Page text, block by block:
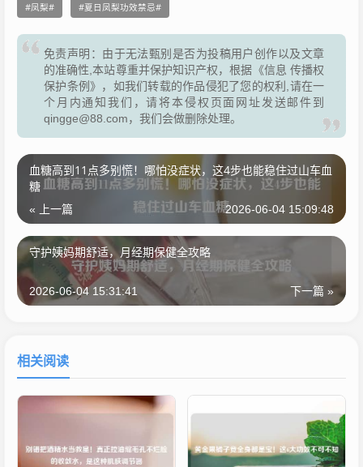
凤梨 夏日凤梨功效禁忌
免责声明：由于无法甄别是否为投稿用户创作以及文章
的准确性,本站尊重并保护知识产权，根据《信息 传播权
保护条例》，如我们转载的作品侵犯了您的权利,请在一
个月内通知我们，请将本侵权页面网址发送邮件到
qingge@88.com，我们会做删除处理。
血糖高到11点多别慌！哪怕没症状，这4步也能稳住过山车血
糖
« 上一篇 2026-06-04 15:09:48
守护姨妈期舒适，月经期保健全攻略
下一篇 »
2026-06-04 15:31:41
相关阅读